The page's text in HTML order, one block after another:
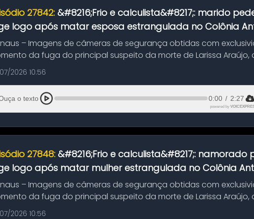
27842: &#8216;Frio e calculista&#8217;: marido
logo após matar esposa estrangulada no Colônia
– Imagens de câmeras de segurança obtidas com
da fuga do principal suspeito da morte de Larissa Araújo,
deste último d...
2026 10:56
o texto 0:00 / 2:27
powered by
27848: &#8216;Frio e calculista&#8217;:
logo após matar mulher estrangulada no Colônia
– Imagens de câmeras de segurança obtidas com
da fuga do principal suspeito da morte de Larissa Araújo,
deste último d...
2026 10:56